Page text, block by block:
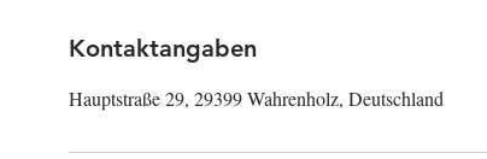
Kontaktangaben
Hauptstraße 29, 29399 Wahrenholz, Deutschland